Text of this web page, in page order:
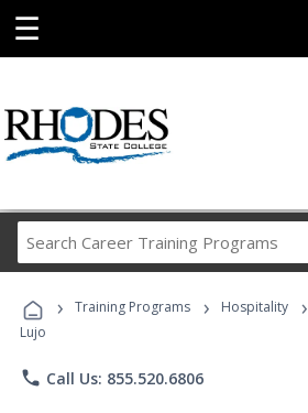
☰
Career
Programs
› Training Programs › Hospitality ›
Lujo
phone Call Us: 855.520.6806